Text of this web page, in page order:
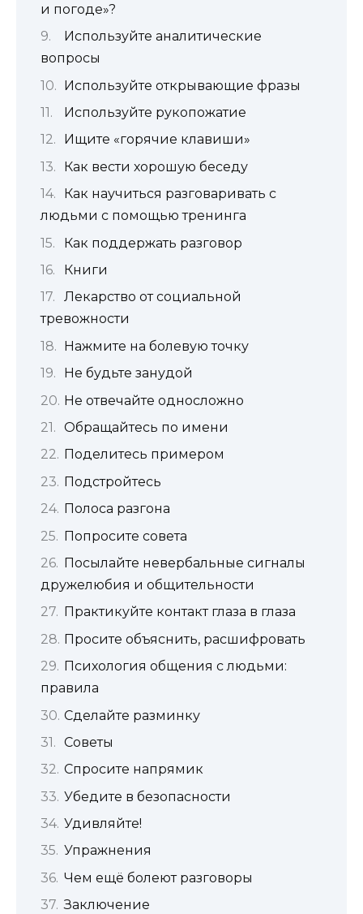
и погоде»?
Используйте аналитические
вопросы
Используйте открывающие фразы
Используйте рукопожатие
Ищите «горячие клавиши»
Как вести хорошую беседу
Как научиться разговаривать с
людьми с помощью тренинга
Как поддержать разговор
Книги
Лекарство от социальной
тревожности
Нажмите на болевую точку
Не будьте занудой
Не отвечайте односложно
Обращайтесь по имени
Поделитесь примером
Подстройтесь
Полоса разгона
Попросите совета
Посылайте невербальные сигналы
дружелюбия и общительности
Практикуйте контакт глаза в глаза
Просите объяснить, расшифровать
Психология общения с людьми:
правила
Сделайте разминку
Советы
Спросите напрямик
Убедите в безопасности
Удивляйте!
Упражнения
Чем ещё болеют разговоры
Заключение